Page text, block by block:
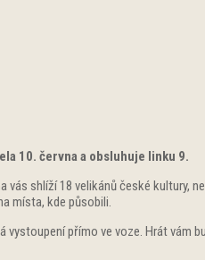
10. června a obsluhuje linku 9.
vás shlíží 18 velikánů české kultury,
místa, kde působili.
přímo ve voze. Hrát vám